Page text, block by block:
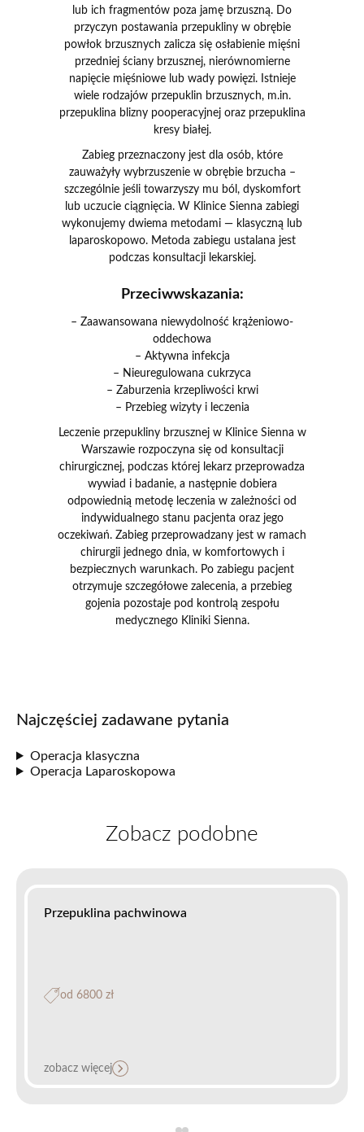
lub ich fragmentów poza jamę brzuszną. Do
przyczyn postawania przepukliny w obrębie
powłok brzusznych zalicza się osłabienie mięśni
przedniej ściany brzusznej, nierównomierne
napięcie mięśniowe lub wady powięzi. Istnieje
wiele rodzajów przepuklin brzusznych, m.in.
przepuklina blizny pooperacyjnej oraz przepuklina
kresy białej.
Zabieg przeznaczony jest dla osób, które
zauważyły wybrzuszenie w obrębie brzucha –
szczególnie jeśli towarzyszy mu ból, dyskomfort
lub uczucie ciągnięcia. W Klinice Sienna zabiegi
wykonujemy dwiema metodami — klasyczną lub
laparoskopowo. Metoda zabiegu ustalana jest
podczas konsultacji lekarskiej.
Przeciwwskazania:
– Zaawansowana niewydolność krążeniowo-
oddechowa
– Aktywna infekcja
– Nieuregulowana cukrzyca
– Zaburzenia krzepliwości krwi
– Przebieg wizyty i leczenia
Leczenie przepukliny brzusznej w Klinice Sienna w
Warszawie rozpoczyna się od konsultacji
chirurgicznej, podczas której lekarz przeprowadza
wywiad i badanie, a następnie dobiera
odpowiednią metodę leczenia w zależności od
indywidualnego stanu pacjenta oraz jego
oczekiwań. Zabieg przeprowadzany jest w ramach
chirurgii jednego dnia, w komfortowych i
bezpiecznych warunkach. Po zabiegu pacjent
otrzymuje szczegółowe zalecenia, a przebieg
gojenia pozostaje pod kontrolą zespołu
medycznego Kliniki Sienna.
Najczęściej zadawane pytania
Operacja klasyczna
Operacja Laparoskopowa
Zobacz podobne
Przepuklina pachwinowa
od 6800 zł
zobacz więcej